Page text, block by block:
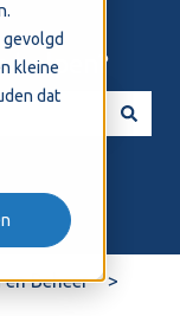
kleine
dat
helpen?
Beheer